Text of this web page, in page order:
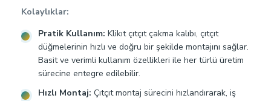
Kolaylıklar:
Pratik Kullanım: Klikıt çıtçıt çakma kalıbı, çıtçıt
düğmelerinin hızlı ve doğru bir şekilde montajını sağlar.
Basit ve verimli kullanım özellikleri ile her türlü üretim
sürecine entegre edilebilir.
Hızlı Montaj: Çıtçıt montaj sürecini hızlandırarak, iş